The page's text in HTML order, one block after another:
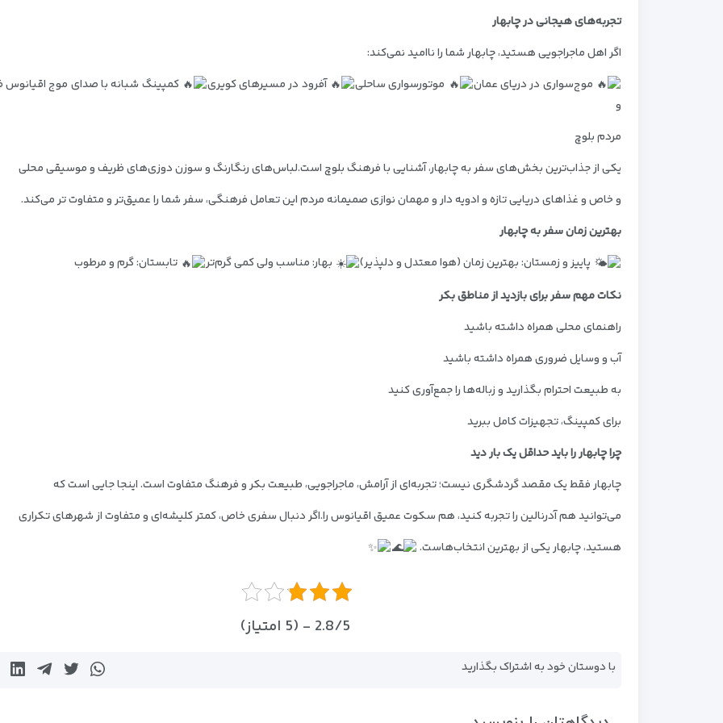
تجربه‌های هیجانی در چابهار
اگر اهل ماجراجویی هستید، چابهار شما را ناامید نمی‌کند:
موج‌سواری در دریای عمان
موتورسواری ساحلی آفرود در مسیرهای کویری کمپینگ شبانه با صدای موج اقیانوس
و
مردمبلوچ
یکی از جذاب‌ترین بخش‌های سفر به چابهار، آشنایی با فرهنگ بلوچ است.لباس‌های رنگارنگ و سوزن‌ دوزی‌های ظریف وموسیقی محلی
و خاص وغذاهای دریایی تازه و ادویه‌ دار ومهمان‌ نوازی صمیمانه مردماین تعامل فرهنگی، سفر شما را عمیق‌تر و متفاوت‌ تر می‌کند.
بهترین زمان سفر به چابهار
پاییز و زمستان: بهترین زمان (هوا معتدل و دلپذیر)
بهار: مناسب ولی کمی گرم‌تر
تابستان: گرم و مرطوب
نکات مهم سفربرای بازدید از مناطق بکر
راهنمای محلی همراه داشته باشید
آب و وسایل ضروری همراه داشته باشید
به طبیعت احترام بگذارید و زباله‌ها را جمع‌آوری کنید
برای کمپینگ، تجهیزات کامل ببرید
چرا چابهار را باید حداقل یک‌ بار دید
چابهار فقط یک مقصد گردشگری نیست؛ تجربه‌ای از آرامش، ماجراجویی، طبیعت بکر و فرهنگ متفاوت است. اینجا جایی است که
می‌توانید هم آدرنالین را تجربه کنید، هم سکوت عمیق اقیانوس را.اگر دنبال سفری خاص، کمتر کلیشه‌ای و متفاوت از شهرهای تکراری
هستید، چابهار یکی از بهترین انتخاب‌هاست.
2.8/5 - (5 امتیاز)
با دوستان خود به اشتراک بگذارید